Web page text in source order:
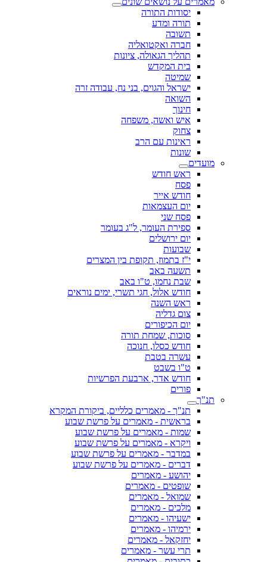
יסודות התורה
תורה ומדע
תשובה
חברה ואקטואליה
תהליך הגאולה, ציונות
בית המקדש
שמיטה
ישראל והגוים, בני נח, עבודה זרה
השואה
חינוך
איש ואשה, משפחה
צחוק
ראינות עם הרב
שונות
מועדים
ראש חודש
פסח
חודש אייר
יום העצמאות
פסח שני
ספירת העומר, ל"ג בעומר
יום ירושלים
שבועות
י"ז בתמוז, תקופת בין המצרים
תשעה באב
שבת נחמו, ט"ו באב
חודש אלול, חגי תשרי, ימים נוראים
ראש השנה
צום גדליה
יום הכיפורים
סוכות, שמחת תורה
חודש כסלו, חנוכה
עשרה בטבת
ט"ו בשבט
חודש אדר, ארבעת הפרשיות
פורים
תנ"ך
תנ"ך - מאמרים כלליים, ביקורת המקרא
בראשית - מאמרים על פרשת שבוע
שמות - מאמרים על פרשת שבוע
ויקרא - מאמרים על פרשת שבוע
במדבר - מאמרים על פרשת שבוע
דברים - מאמרים על פרשת שבוע
יהושע - מאמרים
שופטים - מאמרים
שמואל - מאמרים
מלכים - מאמרים
ישעיהו - מאמרים
ירמיהו - מאמרים
יחזקאל - מאמרים
תרי עשר - מאמרים